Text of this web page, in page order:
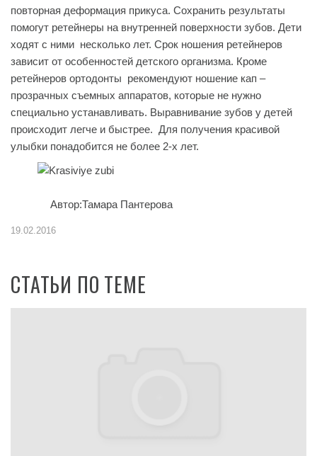
повторная деформация прикуса. Сохранить результаты
помогут ретейнеры на внутренней поверхности зубов. Дети
ходят с ними несколько лет. Срок ношения ретейнеров
зависит от особенностей детского организма. Кроме
ретейнеров ортодонты рекомендуют ношение кап –
прозрачных съемных аппаратов, которые не нужно
специально устанавливать. Выравнивание зубов у детей
происходит легче и быстрее. Для получения красивой
улыбки понадобится не более 2-х лет.
Автор:Тамара Пантерова
19.02.2016
СТАТЬИ ПО ТЕМЕ